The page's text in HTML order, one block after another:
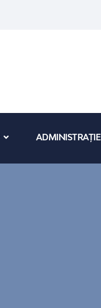
ADMINISTRAȚIE